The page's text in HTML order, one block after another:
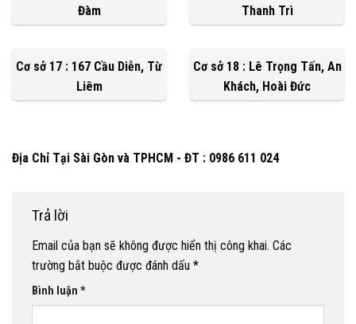
Đàm
Thanh Trì
Cơ sở 17 : 167 Cầu Diễn, Từ
Liêm
Cơ sở 18 : Lê Trọng Tấn, An
Khách, Hoài Đức
Địa Chỉ Tại Sài Gòn và TPHCM - ĐT : 0986 611 024
Trả lời
Email của bạn sẽ không được hiển thị công khai. Các
trường bắt buộc được đánh dấu *
Bình luận *